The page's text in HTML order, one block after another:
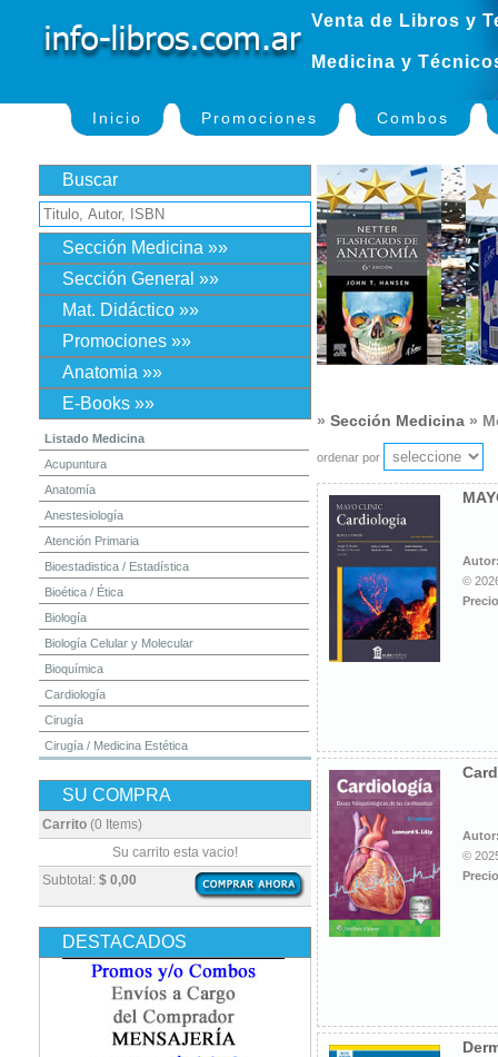
Venta de Libros y
Medicina y
Inicio Promociones Combos
Buscar
Sección Medicina »»
Sección General »»
Mat. Didáctico »»
Promociones »»
Anatomia »»
E-Books »»
Listado Medicina
Acupuntura
Anatomía
Anestesiología
Atención Primaria
Bioestadistica / Estadística
Bioética / Ética
Biología
Biología Celular y Molecular
Bioquímica
Cardiología
Cirugía
Cirugía / Medicina Estética
Dermatología
Diagnóstico por Imagen / Radiología
Embriología
Enfermería
Epidemiología
Farmacia / Farmacología
Fisiatría / Kinesiología
Fisiología / Fisiopatología
SU COMPRA
Carrito (0 Items)
Subtotal: $ 0,00
Su carrito esta vacio!
DESTACADOS
» Sección Medicina »
ordenar por
©
©